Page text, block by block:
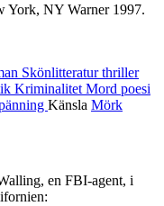
York, NY Warner 1997.
Skönlitteraturthriller
Kriminalitet Mord poesi
Känsla Mörk
en FBI-agent, i